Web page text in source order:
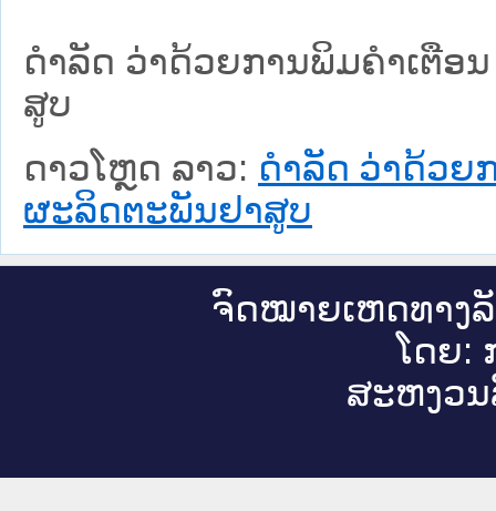
ດຳລັດ ວ່າດ້ວຍການພິມຄຳເຕື
ສູບ
ດາວໂຫຼດ ລາວ: ດຳລັດ ວ່າດ້ວຍ
ຜະລິດຕະພັນຢາສູບ
ຈົດ​ໝາຍ​ເຫດ​ທາງ​
ໂດຍ:
ສະ​ຫງວນ​